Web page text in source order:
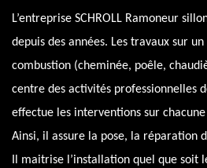
L’entreprise SCHROLL Ramoneur
depuis des années. Les travaux sur
combustion (cheminée, poêle,
centre des activités professionnelles
effectue les interventions sur
Ainsi, il assure la pose, la réparation
Il maitrise l’installation quel que